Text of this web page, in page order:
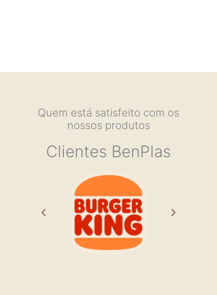
Quem está satisfeito com os
nossos produtos
Clientes BenPlas